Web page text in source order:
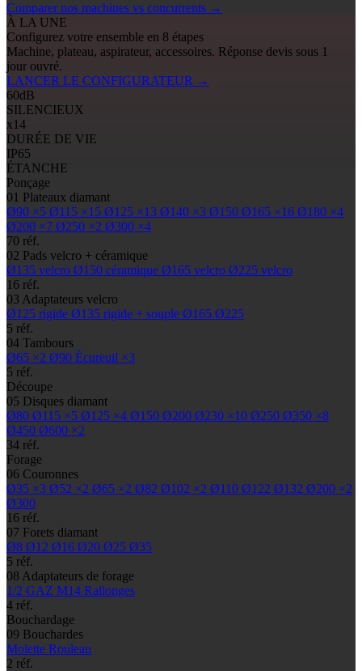
Comparer nos machines vs concurrents →
À LA UNE
Configurez votre ensemble en 8 étapes
Machine, plateau, aspirateur, accessoires. Réponse devis sous 1
jour ouvré.
LANCER LE CONFIGURATEUR →
60dB
SILENCIEUX
x14
DURÉE DE VIE
IP65
ÉTANCHE
Ponçage
01 Plateaux diamant
Ø90 ×5 Ø115 ×15 Ø125 ×13 Ø140 ×3 Ø150 Ø165 ×16 Ø180 ×4
Ø200 ×7 Ø250 ×2 Ø300 ×4
70 réf.
02 Pads velcro + céramique
Ø135 velcro Ø150 céramique Ø165 velcro Ø225 velcro
16 réf.
03 Adaptateurs velcro
Ø125 rigide Ø135 rigide + souple Ø165 Ø225
5 réf.
04 Tambours
Ø65 ×2 Ø90 Écureuil ×3
5 réf.
Découpe
05 Disques diamant
Ø80 Ø115 ×5 Ø125 ×4 Ø150 Ø200 Ø230 ×10 Ø250 Ø350 ×8
Ø450 Ø600 ×2
34 réf.
Forage
06 Couronnes
Ø35 ×3 Ø52 ×2 Ø65 ×2 Ø82 Ø102 ×2 Ø110 Ø122 Ø132 Ø200 ×2
Ø300
16 réf.
07 Forets diamant
Ø8 Ø12 Ø16 Ø20 Ø25 Ø35
5 réf.
08 Adaptateurs de forage
1/2 GAZ M14 Rallonges
4 réf.
Bouchardage
09 Bouchardes
Molette Rouleau
2 réf.